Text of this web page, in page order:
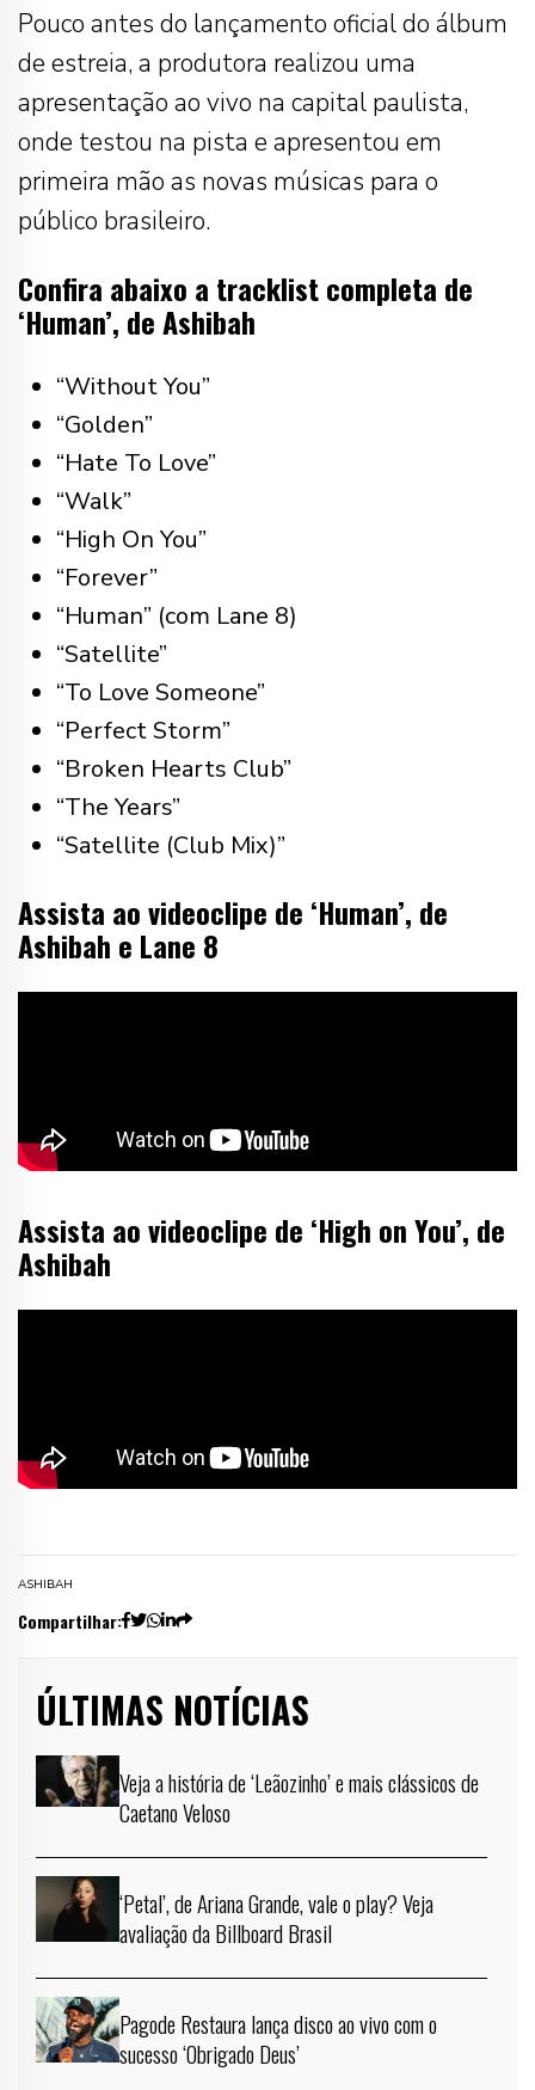
Pouco antes do lançamento oficial do álbum
de estreia, a produtora realizou uma
apresentação ao vivo na capital paulista,
onde testou na pista e apresentou em
primeira mão as novas músicas para o
público brasileiro.
Confira abaixo a tracklist completa de
‘Human’, de Ashibah
“Without You”
“Golden”
“Hate To Love”
“Walk”
“High On You”
“Forever”
“Human” (com Lane 8)
“Satellite”
“To Love Someone”
“Perfect Storm”
“Broken Hearts Club”
“The Years”
“Satellite (Club Mix)”
Assista ao videoclipe de ‘Human’, de
Ashibah e Lane 8
Assista ao videoclipe de ‘High on You’, de
Ashibah
ASHIBAH
Compartilhar:
ÚLTIMAS NOTÍCIAS
Veja a história de ‘Leãozinho’ e mais clássicos de
Caetano Veloso
‘Petal’, de Ariana Grande, vale o play? Veja
avaliação da Billboard Brasil
Pagode Restaura lança disco ao vivo com o
sucesso ‘Obrigado Deus’